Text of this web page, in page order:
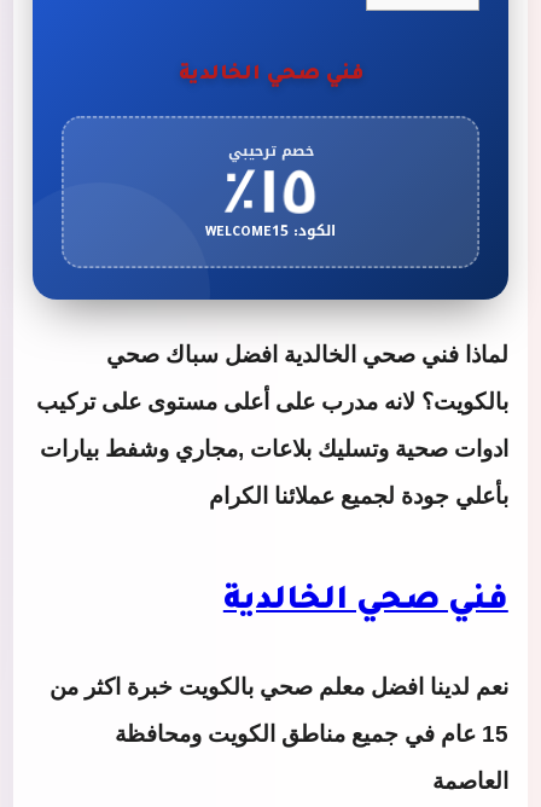
فني صحي الخالدية
خصم ترحيبي
١٥٪الكود: WELCOME15
لماذافني صحي الخالدية افضل سباك صحي
بالكويت؟ لانه مدرب على أعلى مستوى على تركيب
ادوات صحية وتسليك بلاعات ,مجاري وشفط بيارات
بأعلي جودة لجميع عملائنا الكرام
فني صحي الخالدية
نعم لدينا افضل معلم صحي بالكويت خبرة اكثر من
15 عام في جميع مناطق الكويت ومحافظة
العاصمة